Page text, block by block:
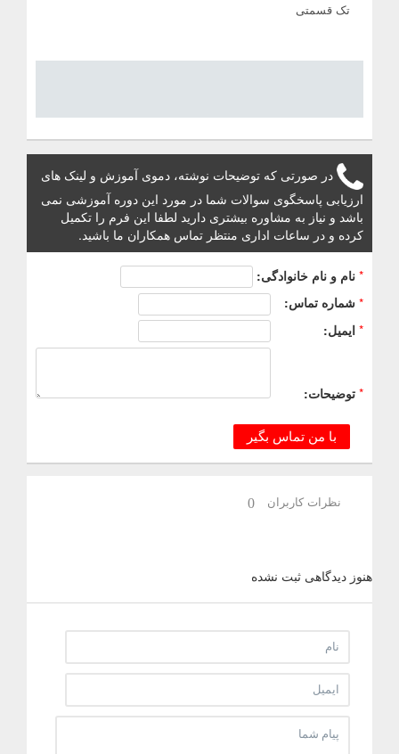
تک قسمتی
در صورتی که توضیحات نوشته، دموی آموزش و لینک های
ارزیابی پاسخگوی سوالات شما در مورد این دوره آموزشی نمی
باشد و نیاز به مشاوره بیشتری دارید لطفا این فرم را تکمیل
کرده و در ساعات اداری منتظر تماس همکاران ما باشید.
* نام و نام خانوادگی:
* شماره تماس:
* ایمیل:
* توضیحات:
با من تماس بگیر
نظرات کاربران 0
هنوز دیدگاهی ثبت نشده